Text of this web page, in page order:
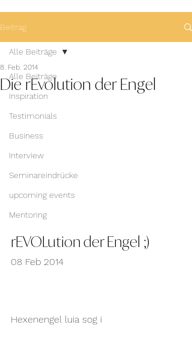
Beitrag
Alle Beiträge
Inspiration
Testimonials
Business
Interview
Seminareindrücke
upcoming events
Mentoring
Alle Beiträge
Die rEvolution der Engel
8. Feb. 2014
rEVOLution der Engel ;)
08 Feb 2014
Hexenengel luia sog i